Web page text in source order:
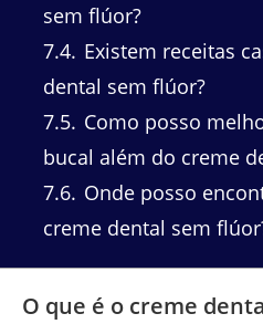
sem flúor?
7.4 Existem receitas
dental sem flúor?
7.5 Como posso
bucal além do creme
7.6 Onde posso
creme dental sem
O que é o creme